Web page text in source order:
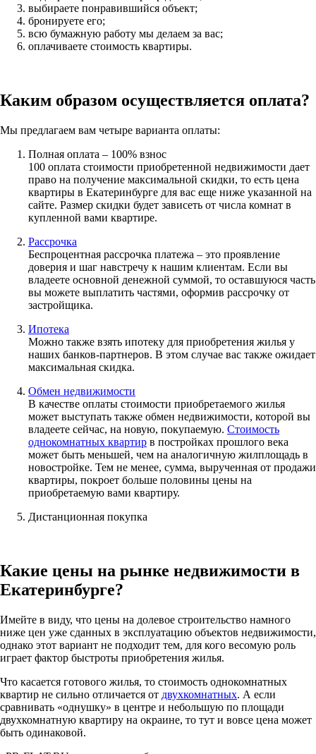
выбираете понравившийся объект;
бронируете его;
всю бумажную работу мы делаем за вас;
оплачиваете стоимость квартиры.
Каким образом осуществляется оплата?
Мы предлагаем вам четыре варианта оплаты:
Полная оплата – 100% взнос
100 оплата стоимости приобретенной недвижимости дает
право на получение максимальной скидки, то есть цена
квартиры в Екатеринбурге для вас еще ниже указанной на
сайте. Размер скидки будет зависеть от числа комнат в
купленной вами квартире.
Рассрочка
Беспроцентная рассрочка платежа – это проявление
доверия и шаг навстречу к нашим клиентам. Если вы
владеете основной денежной суммой, то оставшуюся часть
вы можете выплатить частями, оформив рассрочку от
застройщика.
Ипотека
Можно также взять ипотеку для приобретения жилья у
наших банков-партнеров. В этом случае вас также ожидает
максимальная скидка.
Обмен недвижимости
В качестве оплаты стоимости приобретаемого жилья
может выступать также обмен недвижимости, которой вы
владеете сейчас, на новую, покупаемую. Стоимость
однокомнатных квартир в постройках прошлого века
может быть меньшей, чем на аналогичную жилплощадь в
новостройке. Тем не менее, сумма, вырученная от продажи
квартиры, покроет больше половины цены на
приобретаемую вами квартиру.
Дистанционная покупка
Какие цены на рынке недвижимости в
Екатеринбурге?
Имейте в виду, что цены на долевое строительство намного
ниже цен уже сданных в эксплуатацию объектов недвижимости,
однако этот вариант не подходит тем, для кого весомую роль
играет фактор быстроты приобретения жилья.
Что касается готового жилья, то стоимость однокомнатных
квартир не сильно отличается от двухкомнатных. А если
сравнивать «однушку» в центре и небольшую по площади
двухкомнатную квартиру на окраине, то тут и вовсе цена может
быть одинаковой.